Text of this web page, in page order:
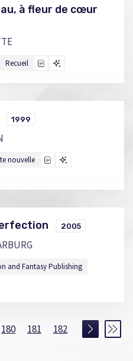
à fleur de cœur
Recueil
1999
nouvelle
2005
and Fantasy Publishing
180 181 182